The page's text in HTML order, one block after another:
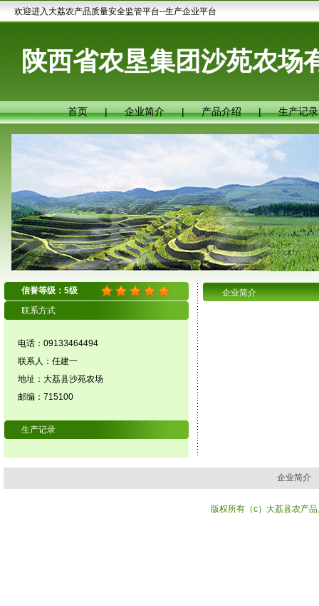
欢迎进入大荔农产品质量安全监管平台--生产企业平台
陕西省农垦集团沙苑农场
首页 | 企业简介 | 产品介绍 | 生产记录
信誉等级：5级
联系方式
电话：09133464494
联系人：任建一
地址：大荔县沙苑农场
邮编：715100
生产记录
企业简介
企业简介
版权所有（c）大荔县农产